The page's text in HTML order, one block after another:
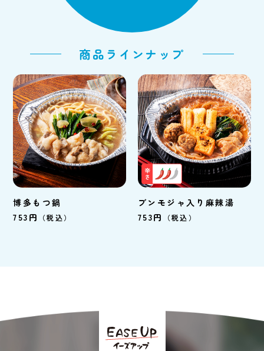
商品ラインナップ
博多もつ鍋
753円
（税込）
ブンモジャ入り麻辣湯
753円
（税込）